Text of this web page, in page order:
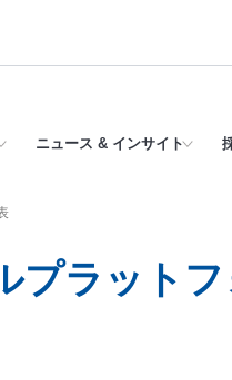
ニュース & インサイト
プラット